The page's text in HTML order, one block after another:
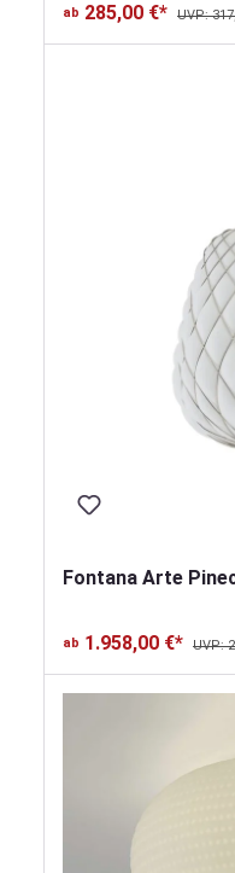
ab 285,00 €* UVP:
Fontana Arte
ab 1.958,00 €* UVP: